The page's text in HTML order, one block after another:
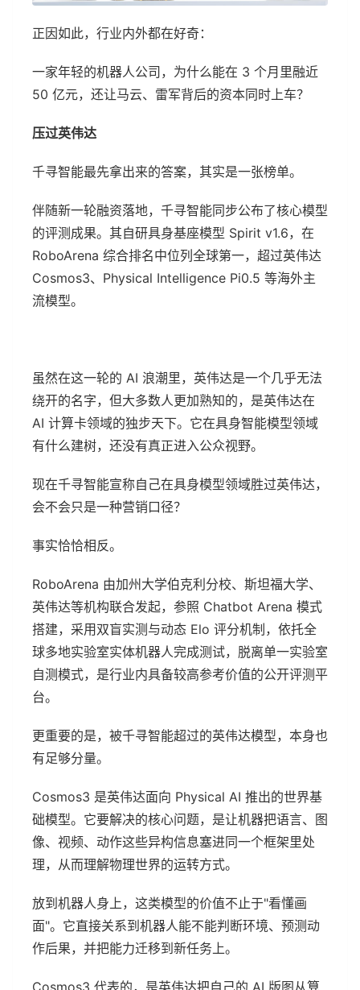
正因如此，行业内外都在好奇：
一家年轻的机器人公司，为什么能在 3 个月里融近
50 亿元，还让马云、雷军背后的资本同时上车？
压过英伟达
千寻智能最先拿出来的答案，其实是一张榜单。
伴随新一轮融资落地，千寻智能同步公布了核心模型
的评测成果。其自研具身基座模型 Spirit v1.6，在
RoboArena 综合排名中位列全球第一，超过英伟达
Cosmos3、Physical Intelligence Pi0.5 等海外主
流模型。
虽然在这一轮的 AI 浪潮里，英伟达是一个几乎无法
绕开的名字，但大多数人更加熟知的，是英伟达在
AI 计算卡领域的独步天下。它在具身智能模型领域
有什么建树，还没有真正进入公众视野。
现在千寻智能宣称自己在具身模型领域胜过英伟达，
会不会只是一种营销口径？
事实恰恰相反。
RoboArena 由加州大学伯克利分校、斯坦福大学、
英伟达等机构联合发起，参照 Chatbot Arena 模式
搭建，采用双盲实测与动态 Elo 评分机制，依托全
球多地实验室实体机器人完成测试，脱离单一实验室
自测模式，是行业内具备较高参考价值的公开评测平
台。
更重要的是，被千寻智能超过的英伟达模型，本身也
有足够分量。
Cosmos3 是英伟达面向 Physical AI 推出的世界基
础模型。它要解决的核心问题，是让机器把语言、图
像、视频、动作这些异构信息塞进同一个框架里处
理，从而理解物理世界的运转方式。
放到机器人身上，这类模型的价值不止于"看懂画
面"。它直接关系到机器人能不能判断环境、预测动
作后果，并把能力迁移到新任务上。